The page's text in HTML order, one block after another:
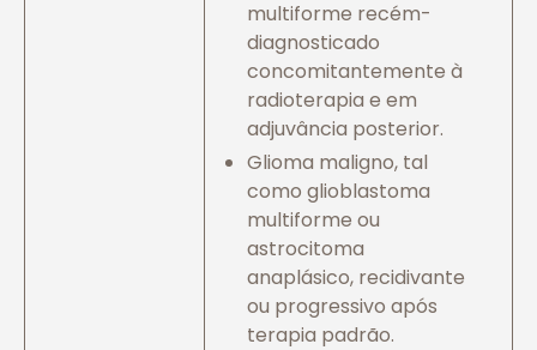
multiforme recém-
diagnosticado
concomitantemente à
radioterapia e em
adjuvância posterior.
Glioma maligno, tal
como glioblastoma
multiforme ou
astrocitoma
anaplásico, recidivante
ou progressivo após
terapia padrão.